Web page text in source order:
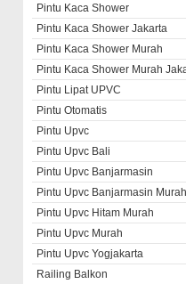
Pintu Kaca Shower
Pintu Kaca Shower Jakarta
Pintu Kaca Shower Murah
Pintu Kaca Shower Murah
Pintu Lipat UPVC
Pintu Otomatis
Pintu Upvc
Pintu Upvc Bali
Pintu Upvc Banjarmasin
Pintu Upvc Banjarmasin Murah
Pintu Upvc Hitam Murah
Pintu Upvc Murah
Pintu Upvc Yogjakarta
Railing Balkon